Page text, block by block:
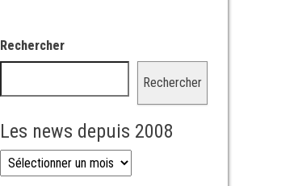
Rechercher
Rechercher
Les news depuis 2008
Les news depuis 2008